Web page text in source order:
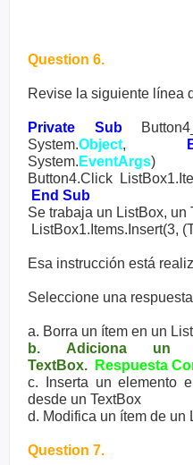
Question 6.
Revise la siguiente línea
Private Sub
System.Object,
System. EventArgs
Button4.Click
End Sub
Se trabaja un ListBox, un
ListBox1.Items.Insert(3,
Esa instrucción está
Seleccione una
a. Borra un ítem en un
b. Adiciona un
TextBox.
Respuesta
c. Inserta un elemento
desde un TextBox
d. Modifica un ítem de un
Question 7.